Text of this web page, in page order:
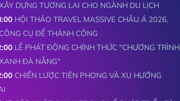
DỰNG TƯƠNG LAI CHO NGÀNH DU LỊCH
HỘI THẢO TRAVEL MASSIVE CHÂU Á 2026,
CỤ ĐỂ THÀNH CÔNG
LỄ PHÁT ĐỘNG CHÍNH THỨC "CHƯƠNG TRÌNH
ĐÀ NẴNG"
CHIẾN LƯỢC TIÊN PHONG VÀ XU HƯỚNG